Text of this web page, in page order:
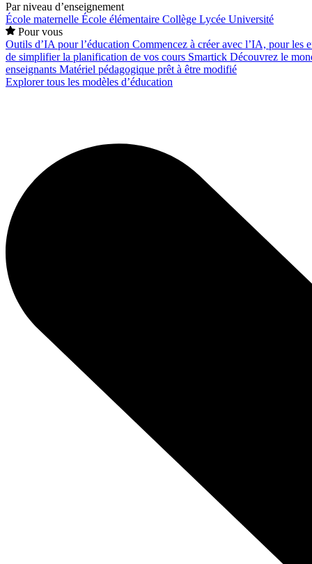
Par niveau d’enseignement
École maternelle École élémentaire Collège Lycée Université
Pour vous
Outils d’IA pour l’éducation Commencez à créer avec l’IA, pour les
de simplifier la planification de vos cours Smartick Découvrez le
enseignants Matériel pédagogique prêt à être modifié
Explorer tous les modèles d’éducation